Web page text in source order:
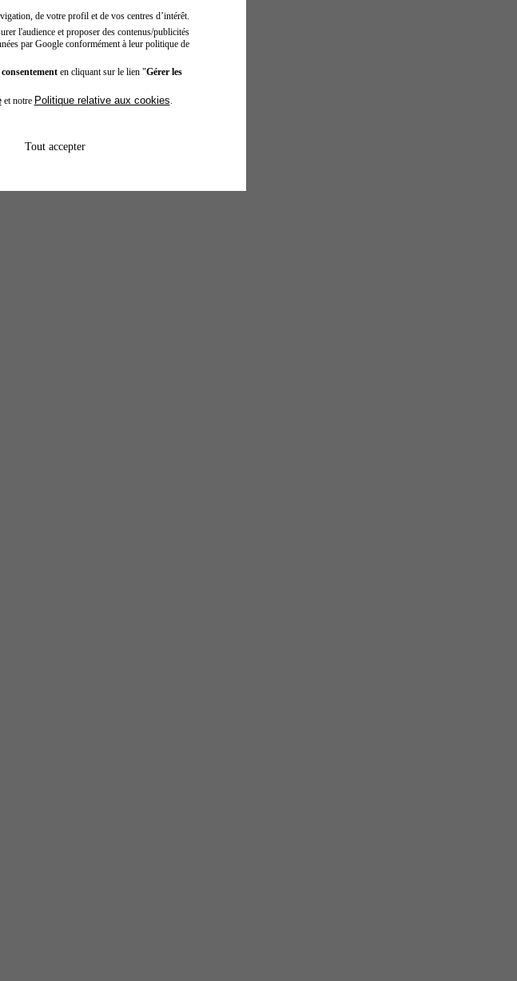
de votre profil et de vos centres d’intérêt.
l'audience et proposer des contenus/publicités
par Google conformément à leur politique de
en cliquant sur le lien "Gérer les
et notre Politique relative aux cookies
Tout accepter